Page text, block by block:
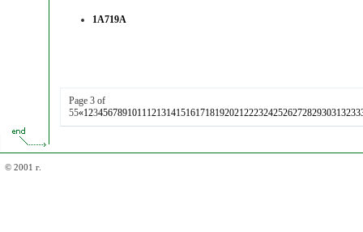
1А719А
Page 3 of
55«123456789101112131415161718192021222324252627282930313233
© 2001 г.